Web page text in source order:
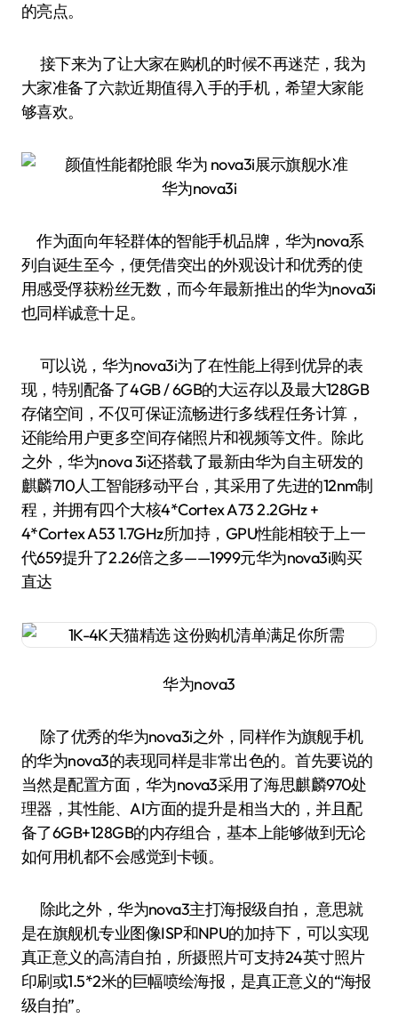
的亮点。
接下来为了让大家在购机的时候不再迷茫，我为
大家准备了六款近期值得入手的手机，希望大家能
够喜欢。
华为nova3i
作为面向年轻群体的智能手机品牌，华为nova系
列自诞生至今，便凭借突出的外观设计和优秀的使
用感受俘获粉丝无数，而今年最新推出的华为nova3i
也同样诚意十足。
可以说，华为nova3i为了在性能上得到优异的表
现，特别配备了4GB / 6GB的大运存以及最大128GB
存储空间，不仅可保证流畅进行多线程任务计算，
还能给用户更多空间存储照片和视频等文件。除此
之外，华为nova 3i还搭载了最新由华为自主研发的
麒麟710人工智能移动平台，其采用了先进的12nm制
程，并拥有四个大核4*Cortex A73 2.2GHz +
4*Cortex A53 1.7GHz所加持，GPU性能相较于上一
代659提升了2.26倍之多——1999元华为nova3i购买
直达
华为nova3
除了优秀的华为nova3i之外，同样作为旗舰手机
的华为nova3的表现同样是非常出色的。首先要说的
当然是配置方面，华为nova3采用了海思麒麟970处
理器，其性能、AI方面的提升是相当大的，并且配
备了6GB+128GB的内存组合，基本上能够做到无论
如何用机都不会感觉到卡顿。
除此之外，华为nova3主打海报级自拍， 意思就
是在旗舰机专业图像ISP和NPU的加持下，可以实现
真正意义的高清自拍，所摄照片可支持24英寸照片
印刷或1.5*2米的巨幅喷绘海报，是真正意义的“海报
级自拍”。